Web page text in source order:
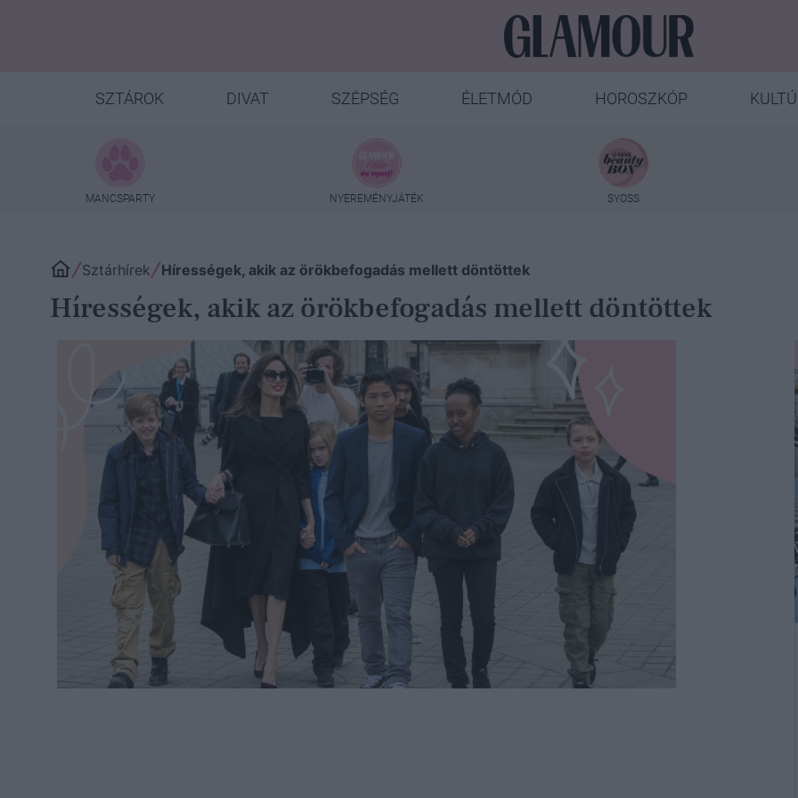
SZTÁROK DIVAT SZÉPSÉG ÉLETMÓD HOROSZKÓP
MANCSPARTY NYEREMÉNYJÁTÉK SYOSS
Sztárhírek Hírességek, akik az örökbefogadás mellett döntöttek
Hírességek, akik az örökbefogadás mellett döntöttek